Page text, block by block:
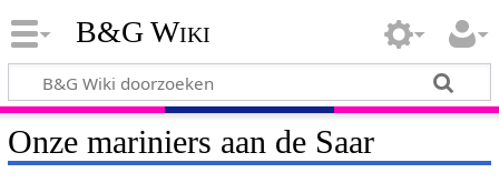
B&G Wiki
Onze mariniers aan de Saar